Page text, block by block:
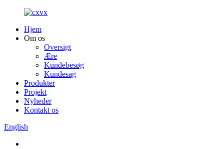
Hjem
Om os
Oversigt
Ære
Kundebesøg
Kundesag
Produkter
Projekt
Nyheder
Kontakt os
English